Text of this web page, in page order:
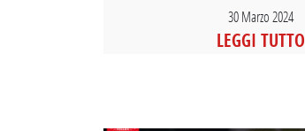
30 Marzo 2024
LEGGI TUTTO